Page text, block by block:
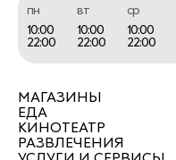
пн
10:00
22:00
вт
10:00
22:00
ср
10:00
22:00
МАГАЗИНЫ
ЕДА
КИНОТЕАТР
РАЗВЛЕЧЕНИЯ